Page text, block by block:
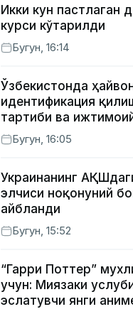
Икки кун пастлаган
курси кўтарилди
Бугун, 16:14
Ўзбекистонда
идентификация
тартиби ва
тармоқлардаги фейк
хабарларга изоҳ
Бугун, 16:05
Украинанинг
элчиси ноқонуний
айбланди
Бугун, 15:52
“Гарри Поттер”
учун: Миязаки
эслатувчи янги